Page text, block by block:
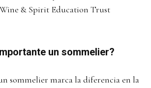
& Spirit Education Trust
un sommelier?
sommelier marca la diferencia en la